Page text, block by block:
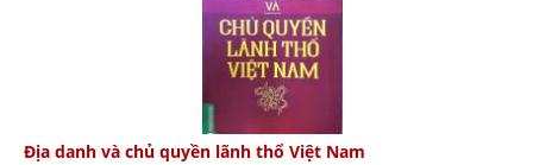
Địa danh và chủ quyền lãnh thổ Việt Nam